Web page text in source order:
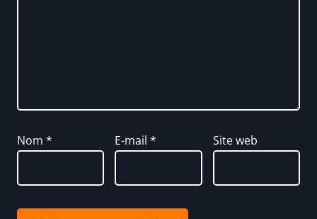
Nom * E-mail* Site web